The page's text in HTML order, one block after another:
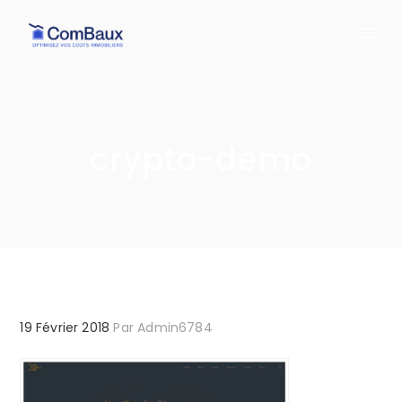
19 Février 2018 ParAdmin6784